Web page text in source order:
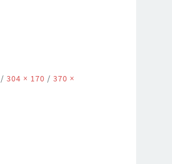
/ 304 × 170 / 370 ×